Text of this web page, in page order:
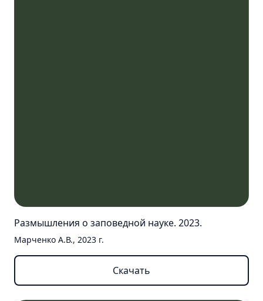
Размышления о заповедной науке. 2023.
Марченко А.В., 2023 г.
Скачать